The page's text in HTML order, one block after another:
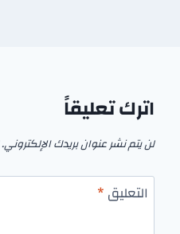
اترك تعليقاً
لن يتم نشر عنوان بريدك الإلكتروني.
التعليق*